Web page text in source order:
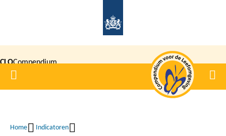
inhoud
gaan
CLOCompendium
voor de
Home
Home Indicatoren